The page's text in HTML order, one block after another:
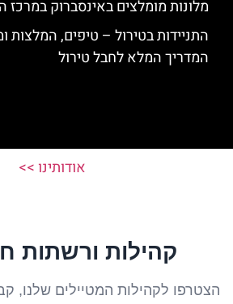
מלונות מומלצים באינסברוק במרכז
התניידות בטירול – טיפים, המלצות
המדריך המלא לחבל טירול
אודותינו >>
קהילות ורשתות
הצטרפו לקהילות המטיילים שלנו,